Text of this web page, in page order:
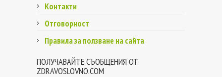
Контакти
Отговорност
Правила за ползване на сайта
ПОЛУЧАВАЙТЕ СЪОБЩЕНИЯ ОТ
ZDRAVOSLOVNO.COM